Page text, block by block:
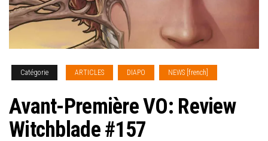
Catégorie ARTICLES DIAPO NEWS [french]
Avant-Première VO: Review
Witchblade #157